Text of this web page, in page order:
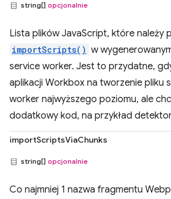
string[] opcjonalnie
Lista plików JavaScript, które należy
importScripts() w
service worker. Jest to przydatne,
aplikacji Workbox na tworzenie pliku
worker najwyższego poziomu, ale
dodatkowy kod, na przykład
importScriptsViaChunks
string[] opcjonalnie
Co najmniej 1 nazwa fragmentu